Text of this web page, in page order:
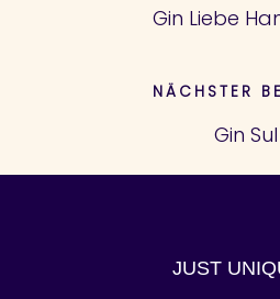
Gin Liebe
NÄCHSTER
Gin Sul
JUST